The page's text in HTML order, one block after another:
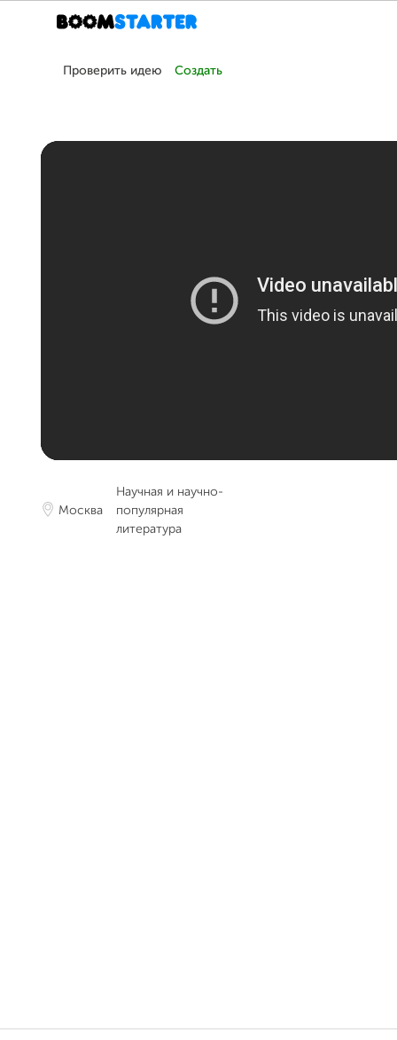
Проверить идею Создать
Москва
Научная и научно-
популярная
литература